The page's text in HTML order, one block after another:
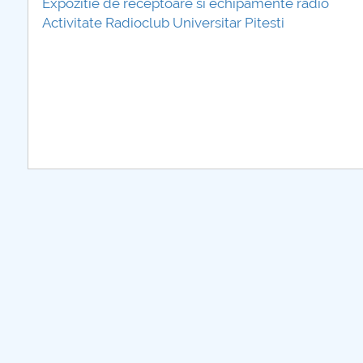
Expozitie de receptoare si echipamente radio
Activitate Radioclub Universitar Pitesti